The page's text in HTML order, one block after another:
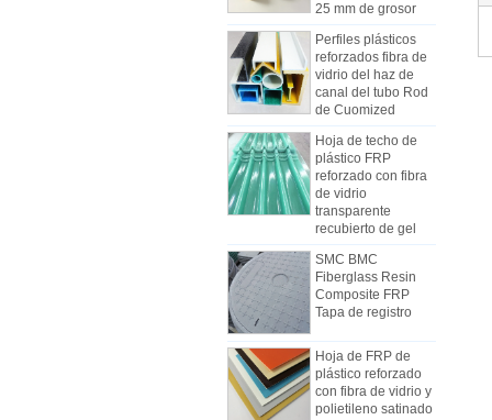
Perfiles plásticos
reforzados fibra de
vidrio del haz de
canal del tubo Rod
de Cuomized
Hoja de techo de
plástico FRP
reforzado con fibra
de vidrio
transparente
recubierto de gel
SMC BMC
Fiberglass Resin
Composite FRP
Tapa de registro
Hoja de FRP de
plástico reforzado
con fibra de vidrio y
polietileno satinado
Cómo elegir paneles de
carrocería de camiones
refrigerados
Debido al costo, la instalación y la
construcción, los paneles de
camionetas frigoríficas se fabricaron
gradualmente con paneles
compuestos de FRP. Los paneles
compuestos FRP están hechos de